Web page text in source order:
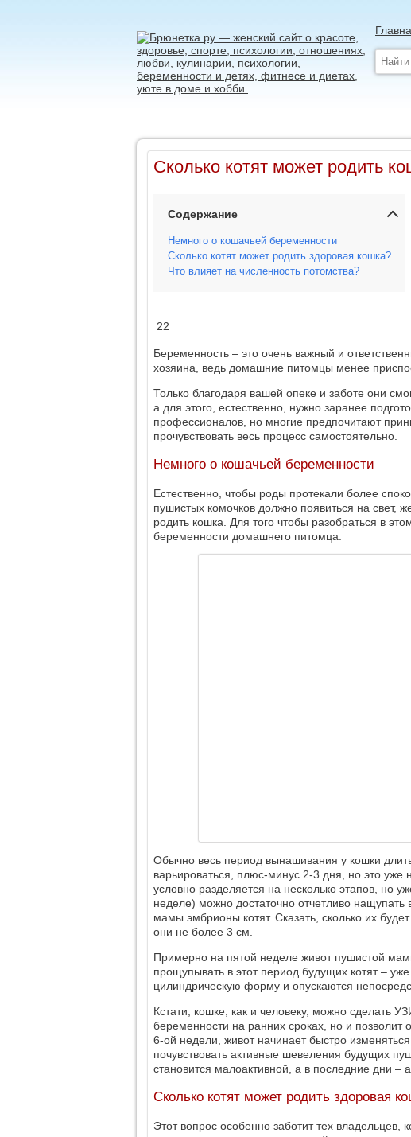
Сколько котят может родить
Содержание
Немного о кошачьей беременности
Сколько котят может родить здоровая кошка?
Что влияет на численность потомства?
22
Беременность – это очень важный и
хозяина, ведь домашние питомцы менее
Только благодаря вашей опеке и заботе они
а для этого, естественно, нужно заранее
профессионалов, но многие предпочитают
прочувствовать весь процесс самостоятельно.
Немного о кошачьей беременности
Естественно, чтобы роды протекали более
пушистых комочков должно появиться на свет,
родить кошка. Для того чтобы разобраться в
беременности домашнего питомца.
Обычно весь период вынашивания у кошки
варьироваться, плюс-минус 2-3 дня, но это
условно разделяется на несколько этапов, но
неделе) можно достаточно отчетливо
мамы эмбрионы котят. Сказать, сколько их
они не более 3 см.
Примерно на пятой неделе живот пушистой
прощупывать в этот период будущих котят –
цилиндрическую форму и опускаются
Кстати, кошке, как и человеку, можно сделать
беременности на ранних сроках, но и позволит
6-ой недели, живот начинает быстро
почувствовать активные шевеления будущих
становится малоактивной, а в последние дни –
Сколько котят может родить здоровая
Этот вопрос особенно заботит тех владельцев,